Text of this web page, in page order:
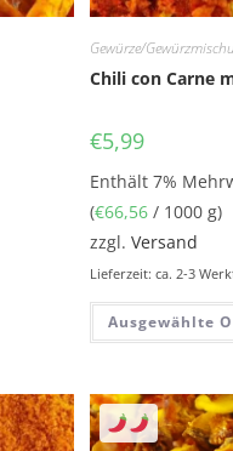
Gewürze/
Chili con Carne
€5,99
Enthält 7%
(€66,56/ 1000 g)
zzgl. Versand
Lieferzeit: ca. 2-3
Ausgewählte